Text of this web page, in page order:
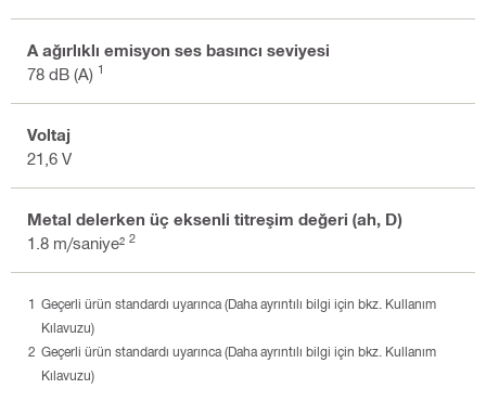
A ağırlıklı emisyon ses basıncı seviyesi
78 dB (A) 1
Voltaj
21,6 V
Metal delerken üç eksenli titreşim değeri (ah, D)
1.8 m/saniye² 2
Geçerli ürün standardı uyarınca (Daha ayrıntılı bilgi için bkz. Kullanım
Kılavuzu)
Geçerli ürün standardı uyarınca (Daha ayrıntılı bilgi için bkz. Kullanım
Kılavuzu)